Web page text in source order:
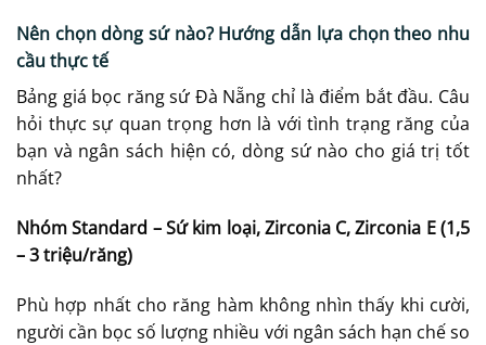
Nên chọn dòng sứ nào? Hướng dẫn lựa chọn theo nhu
cầu thực tế
Bảng giá bọc răng sứ Đà Nẵng chỉ là điểm bắt đầu. Câu
hỏi thực sự quan trọng hơn là với tình trạng răng của
bạn và ngân sách hiện có, dòng sứ nào cho giá trị tốt
nhất?
Nhóm Standard – Sứ kim loại, Zirconia C, Zirconia E (1,5
– 3 triệu/răng)
Phù hợp nhất cho răng hàm không nhìn thấy khi cười,
người cần bọc số lượng nhiều với ngân sách hạn chế so